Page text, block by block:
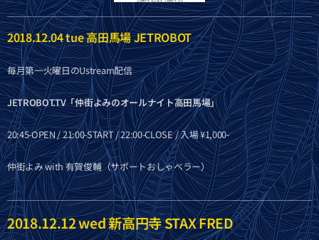
2018.12.04 tue 高田馬場 JETROBOT
毎月第一火曜日のUstream配信
JETROBOT.TV「仲街よみのオールナイト高田馬場」
20:45-OPEN / 21:00-START / 22:00-CLOSE / 入場 ¥1,000-
仲街よみ with 有賀俊輔（サポートおしゃベラー）
2018.12.12 wed 新高円寺 STAX FRED